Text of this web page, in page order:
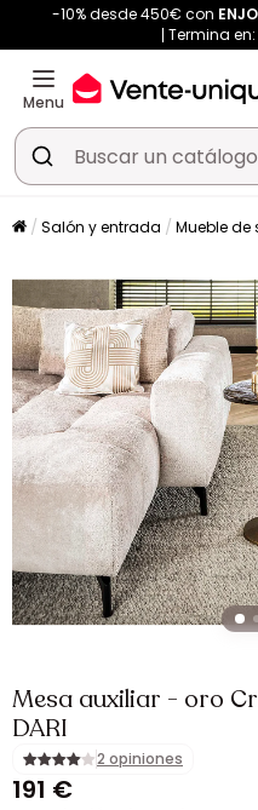
-10% desde 450€ con
Termina en:
Menu
Salón y entrada Mueble de
Mesa auxiliar - oro
DARI
2 opiniones
191 €